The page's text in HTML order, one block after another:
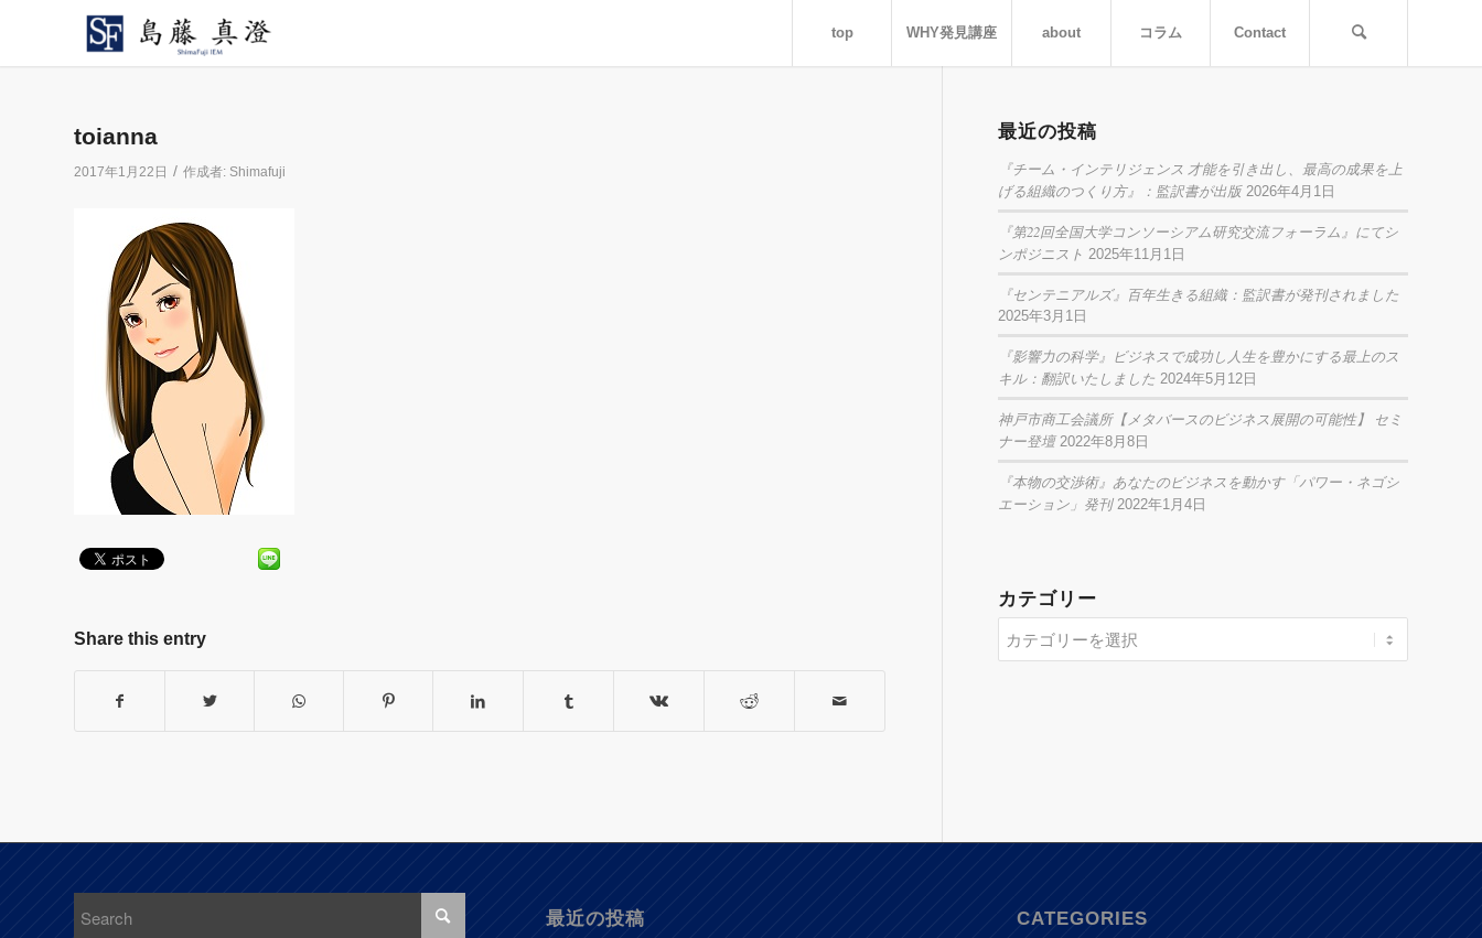
top WHY発見講座 about コラム Contact
toianna
2017年1月22日 / 作成者: Shimafuji
Share this entry
最近の投稿
『チーム・インテリジェンス 才能を引き出し、最高の成果を上
げる組織のつくり方』：監訳書が出版 2026年4月1日
『第22回全国大学コンソーシアム研究交流フォーラム』にてシ
ンポジニスト 2025年11月1日
『センテニアルズ』百年生きる組織：監訳書が発刊されました
2025年3月1日
『影響力の科学』ビジネスで成功し人生を豊かにする最上のス
キル：翻訳いたしました 2024年5月12日
神戸市商工会議所【メタバースのビジネス展開の可能性】 セミ
ナー登壇 2022年8月8日
『本物の交渉術』あなたのビジネスを動かす「パワー・ネゴシ
エーション」発刊 2022年1月4日
カテゴリー
最近の投稿 CATEGORIES